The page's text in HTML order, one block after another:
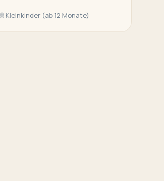
Kleinkinder (ab 12 Monate)